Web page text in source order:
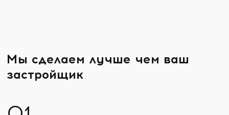
Мы сделаем лучше чем ваш
застройщик